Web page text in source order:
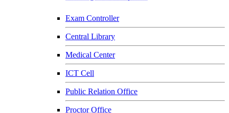
Exam Controller
Central Library
Medical Center
ICT Cell
Public Relation Office
Proctor Office